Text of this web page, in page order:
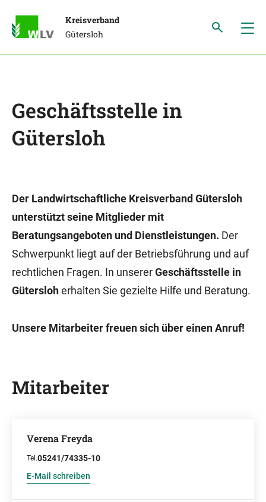
Kreisverband
Gütersloh
Geschäftsstelle in
Gütersloh
Der Landwirtschaftliche Kreisverband Gütersloh
unterstützt seine Mitglieder mit
Beratungsangeboten und Dienstleistungen. Der
Schwerpunkt liegt auf der Betriebsführung und auf
rechtlichen Fragen. In unsererGeschäftsstelle in
Gütersloherhalten Sie gezielte Hilfe und Beratung.
Unsere Mitarbeiter freuen sich über einen Anruf!
Mitarbeiter
Verena Freyda
Tel.05241/74335-10
E-Mail schreiben